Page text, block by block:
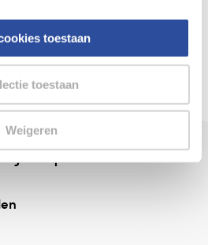
toestaan
toestaan
Weigeren
bij de hand
⁠bij AlleFolders.
specialist